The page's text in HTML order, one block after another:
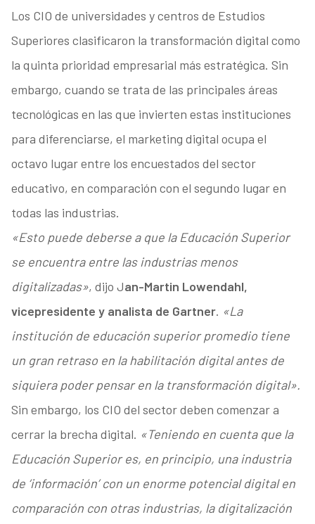
Los CIO de universidades y centros de Estudios
Superiores clasificaron la transformación digital como
la quinta prioridad empresarial más estratégica. Sin
embargo, cuando se trata de las principales áreas
tecnológicas en las que invierten estas instituciones
para diferenciarse, el marketing digital ocupa el
octavo lugar entre los encuestados del sector
educativo, en comparación con el segundo lugar en
todas las industrias.
«Esto puede deberse a que la Educación Superior
se encuentra entre las industrias menos
digitalizadas», dijo Jan-Martin Lowendahl,
vicepresidente y analista de Gartner. «La
institución de educación superior promedio tiene
un gran retraso en la habilitación digital antes de
siquiera poder pensar en la transformación digital».
Sin embargo, los CIO del sector deben comenzar a
cerrar la brecha digital. «Teniendo en cuenta que la
Educación Superior es, en principio, una industria
de ‘información’ con un enorme potencial digital en
comparación con otras industrias, la digitalización